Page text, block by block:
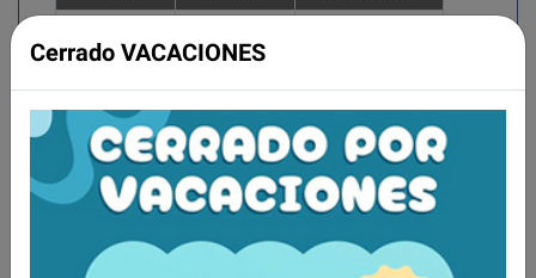
H3100C
H3100D Azul 2,6 - 3,9 kg
H3100E Negro 3,3 - 4,6 kg
Cerrado VACACIONES